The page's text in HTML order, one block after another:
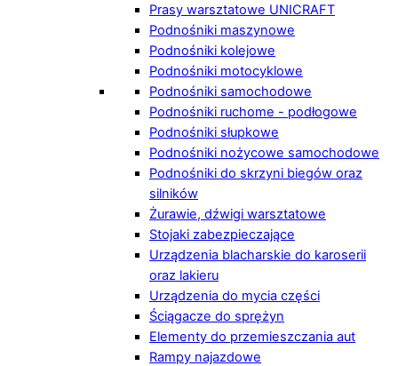
Prasy warsztatowe UNICRAFT
Podnośniki maszynowe
Podnośniki kolejowe
Podnośniki motocyklowe
Podnośniki samochodowe
Podnośniki ruchome - podłogowe
Podnośniki słupkowe
Podnośniki nożycowe samochodowe
Podnośniki do skrzyni biegów oraz
silników
Żurawie, dźwigi warsztatowe
Stojaki zabezpieczające
Urządzenia blacharskie do karoserii
oraz lakieru
Urządzenia do mycia części
Ściągacze do sprężyn
Elementy do przemieszczania aut
Rampy najazdowe